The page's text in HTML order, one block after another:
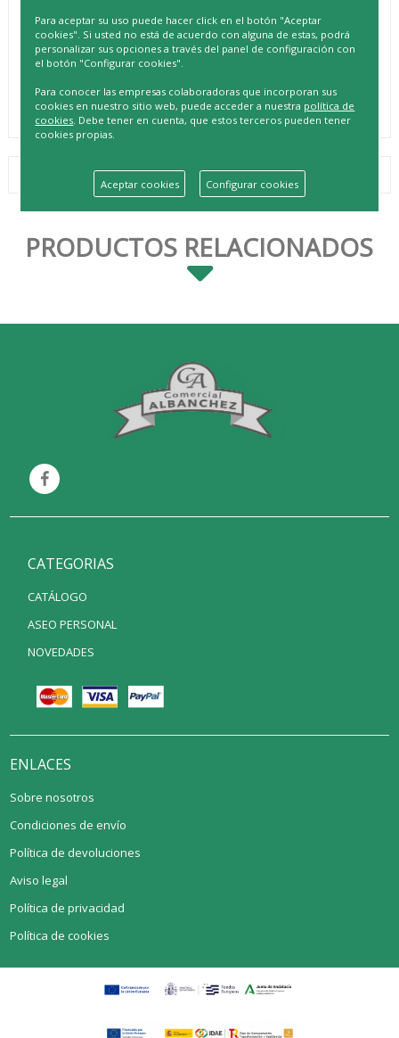
NENUCO MOCHILA ELEFANTE PACK
COMPLETO
REF. 8428076007341
PRODUCTOS RELACIONADOS
CATEGORIAS
CATÁLOGO
ASEO PERSONAL
NOVEDADES
ENLACES
Sobre nosotros
Condiciones de envío
Política de devoluciones
Aviso legal
Política de privacidad
Política de cookies
Para aceptar su uso puede hacer click en el botón "Aceptar
cookies". Si usted no está de acuerdo con alguna de estas, podrá
personalizar sus opciones a través del panel de configuración con
el botón "Configurar cookies".
Para conocer las empresas colaboradoras que incorporan sus
cookies en nuestro sitio web, puede acceder a nuestra política de
cookies. Debe tener en cuenta, que estos terceros pueden tener
cookies propias.
Aceptar cookies Configurar cookies